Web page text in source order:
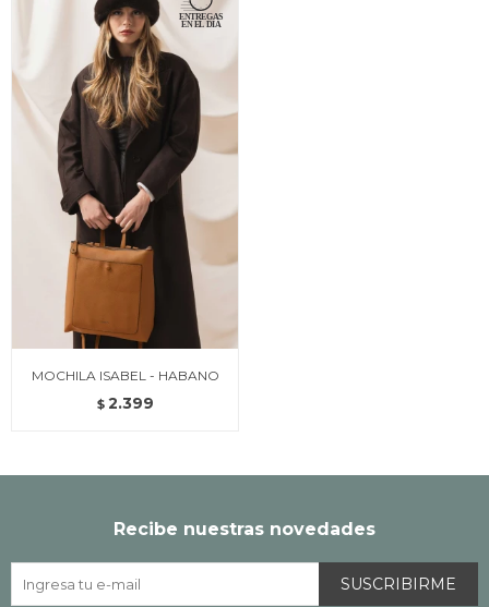
MOCHILA ISABEL - HABANO
$ 2.399
Recibe nuestras novedades
SUSCRIBIRME